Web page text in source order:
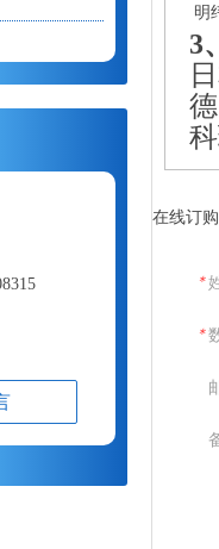
明
3、
在线订购
＊
＊